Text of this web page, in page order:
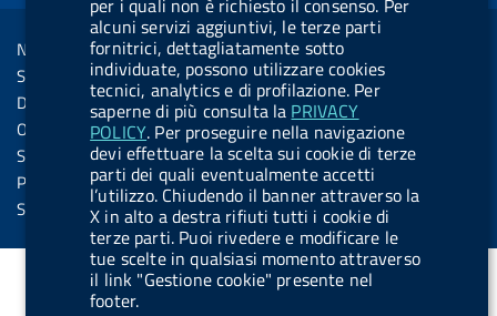
per i quali non è richiesto il consenso. Per
alcuni servizi aggiuntivi, le terze parti
fornitrici, dettagliatamente sotto
individuate, possono utilizzare cookies
tecnici, analytics e di profilazione. Per
saperne di più consulta la PRIVACY
POLICY. Per proseguire nella navigazione
devi effettuare la scelta sui cookie di terze
parti dei quali eventualmente accetti
l’utilizzo. Chiudendo il banner attraverso la
X in alto a destra rifiuti tutti i cookie di
terze parti. Puoi rivedere e modificare le
tue scelte in qualsiasi momento attraverso
il link "Gestione cookie" presente nel
footer.
u
t
t
o
n
.
i
n
s
t
u
t
t
o
n
.
s
p
o
Sezione Link Utili
Note legali
Social Media Policy
Dichiarazione di accessibilità
Obiettivi di accessibilità
Statistiche sito
Privacy
Servizi Online